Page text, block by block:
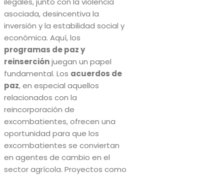
asociada, desincentiva la
inversión y la estabilidad social y
económica. Aquí, los
programas de paz y
reinserciónjuegan un papel
fundamental. Los acuerdos de
paz, en especial aquellos
relacionados con la
reincorporación de
excombatientes, ofrecen una
oportunidad para que los
excombatientes se conviertan
en agentes de cambio en el
sector agrícola. Proyectos como